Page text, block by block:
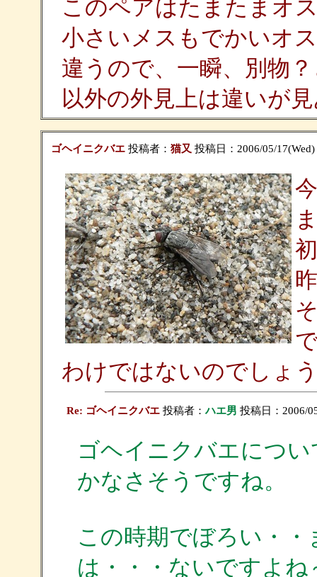
このペアはたまたまオ
小さいメスもでかいオ
違うので、一瞬、別物
以外の外見上は違いが
ゴヘイニクバエ投稿者： 猫又 投稿日：2006/05/
わけではないのでしょ
Re: ゴヘイニクバエ投稿者：ハエ男 投稿日：2006/
ゴヘイニクバエにつ
かなさそうですね。
この時期でぼろい・
は・・・ないですよね